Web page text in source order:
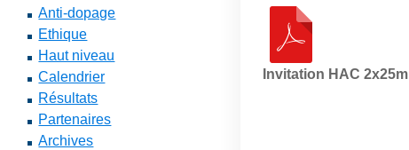
Anti-dopage
Ethique
Haut niveau
Calendrier
Résultats
Partenaires
Archives
Invitation HAC 2x25m